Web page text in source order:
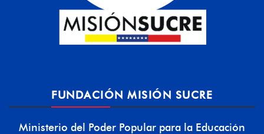
FUNDACIÓN MISIÓN SUCRE
Ministerio del Poder Popular para la Educación